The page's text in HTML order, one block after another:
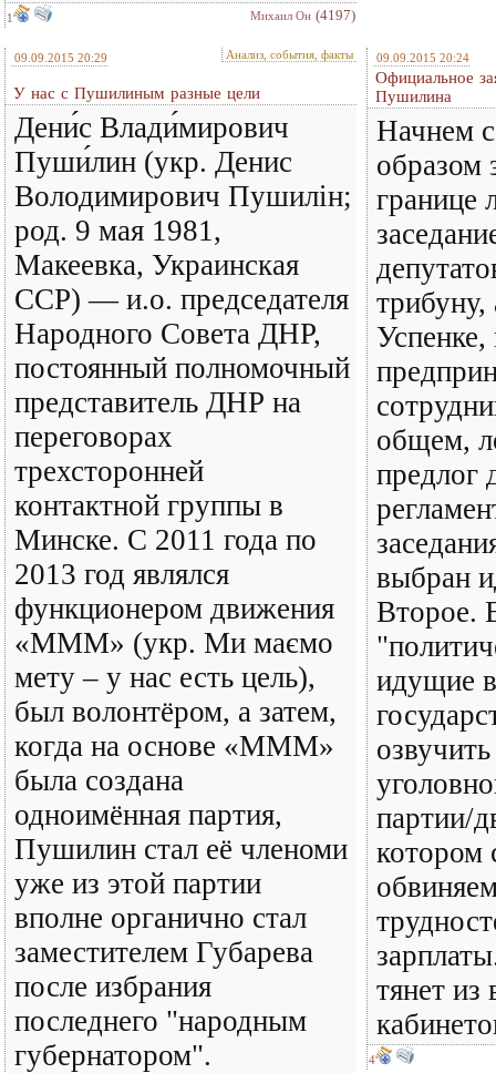
1 Михаил Он (4197)
09.09.2015 20:29 Анализ, события, факты
У нас с Пушилиным разные цели
Дени́с Влади́мирович
Пуши́лин (укр. Денис
Володимирович Пушилін;
род. 9 мая 1981,
Макеевка, Украинская
ССР) — и.о. председателя
Народного Совета ДНР,
постоянный полномочный
представитель ДНР на
переговорах
трехсторонней
контактной группы в
Минске. С 2011 года по
2013 год являлся
функционером движения
«МММ» (укр. Ми маємо
мету – у нас есть цель),
был волонтёром, а затем,
когда на основе «МММ»
была создана
одноимённая партия,
Пушилин стал её членоми
уже из этой партии
вполне органично стал
заместителем Губарева
после избрания
последнего "народным
губернатором".
09.09.2015 20:24
Официальное
Пушилина
Начнем
образом
границе
трибуну,
Успенке,
общем,
предлог
выбран
Второе.
идущие
партии/
котором
тянет из
4